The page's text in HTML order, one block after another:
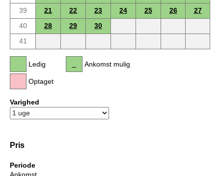
39
21 22 23 24 25 26
27
40
28 29
30
41
Ledig
Optaget
Ankomst mulig
Varighed
Pris
Periode